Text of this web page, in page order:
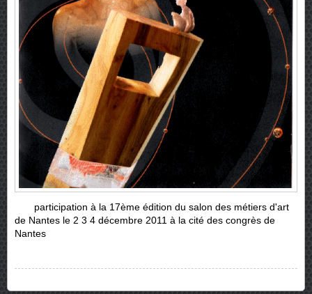
participation à la 17ème édition du salon des métiers d'art
de Nantes le 2 3 4 décembre 2011 à la cité des congrès de
Nantes